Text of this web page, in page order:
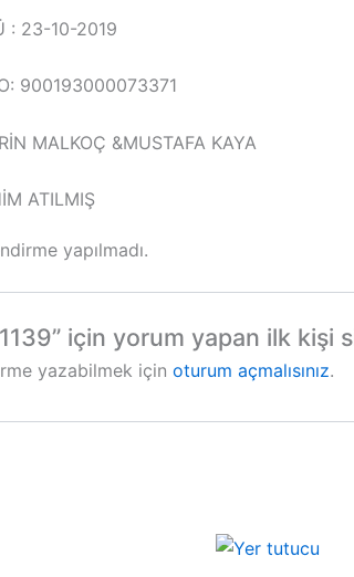
: 23-10-2019
900193000073371
MALKOÇ &MUSTAFA KAYA
ATILMIŞ
yapılmadı.
için yorum yapan ilk kişi
yazabilmek için oturum açmalısınız.